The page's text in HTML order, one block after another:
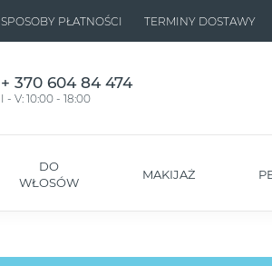
SPOSOBY PŁATNOŚCI TERMINY DOSTAWY
+ 370 604 84 474
I - V: 10:00 - 18:00
DO
WŁOSÓW
MAKIJAŻ